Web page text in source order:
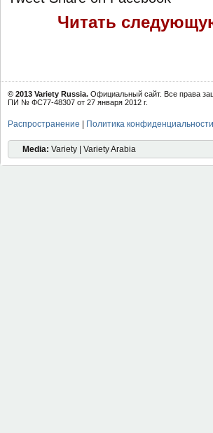
Читать
© 2013 Variety Russia. Официальный сайт. Все права
ПИ № ФС77-48307 от 27 января 2012 г.
Распространение Политика конфиденциальности
Media: Variety | Variety Arabia